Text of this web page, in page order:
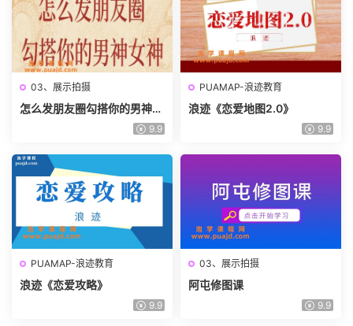
03、展示拍摄
怎么发朋友圈勾搭你的男神女
9.9
PUAMAP-浪迹教育
浪迹《恋爱地图2.0》
9.9
PUAMAP-浪迹教育
浪迹《恋爱攻略》
9.9
03、展示拍摄
阿屯修图课
9.9